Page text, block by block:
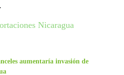
Nicaragua
aumentaría invasión de